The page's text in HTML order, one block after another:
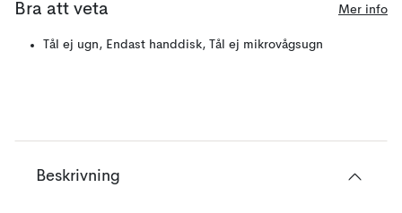
Bra att veta Mer info
Tål ej ugn, Endast handdisk, Tål ej mikrovågsugn
Beskrivning